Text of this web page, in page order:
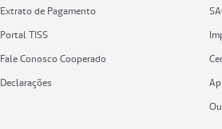
Extrato de Pagamento
Portal TISS
Fale Conosco Cooperado
Declarações